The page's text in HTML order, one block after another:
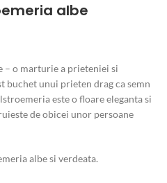
albe
– o marturie a prieteniei si
buchet unui prieten drag ca semn
este o floare eleganta si
de obicei unor persoane
albe si verdeata.